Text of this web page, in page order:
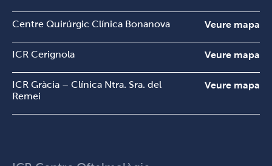
Centre Quirúrgic Clínica Bonanova Veure mapa
ICR Cerignola Veure mapa
ICR Gràcia – Clínica Ntra. Sra. del
Remei
Veure mapa